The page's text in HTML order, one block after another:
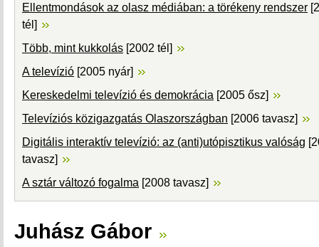
Ellentmondások az olasz médiában: a törékeny rendszer
tél]
Több, mint kukkolás [2002 tél]
A televízió [2005 nyár]
Kereskedelmi televízió és demokrácia [2005 ősz]
Televíziós közigazgatás Olaszországban [2006 tavasz]
Digitális interaktív televízió: az (anti)utópisztikus valóság
tavasz]
A sztár változó fogalma [2008 tavasz]
Juhász Gábor